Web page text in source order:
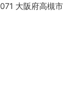
大阪府高槻市